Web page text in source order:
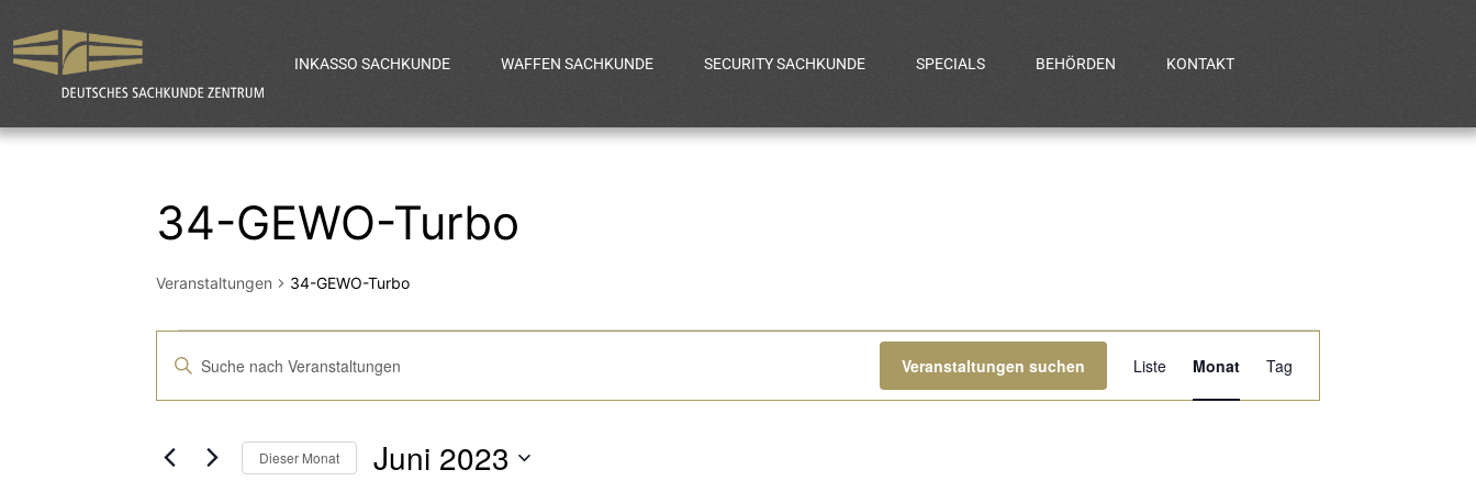
INKASSO SACHKUNDE WAFFEN SACHKUNDE SECURITY SACHKUNDE SPECIALS BEHÖRDEN KONTAKT
34-GEWO-Turbo
Veranstaltungen 34-GEWO-Turbo
Veranstaltungen
Suche
Bitte
Suche
Veranstaltungen suchen
Veranstaltung
Ansichten-
Liste Monat Tag
Dieser Monat Juni 2023